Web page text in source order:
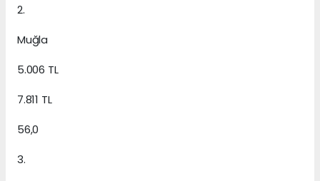
2.
Muğla
5.006 TL
7.811 TL
56,0
3.